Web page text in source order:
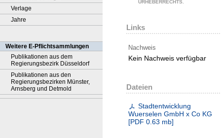
Verlage
Jahre
Weitere E-Pflichtsammlungen
Publikationen aus dem
Regierungsbezirk Düsseldorf
Publikationen aus den
Regierungsbezirken Münster,
Arnsberg und Detmold
URHEBERRECHTS.
Links
Nachweis
Kein Nachweis verfügbar
Dateien
Stadtentwicklung
Wuerselen GmbH x Co KG
[PDF 0.63 mb]